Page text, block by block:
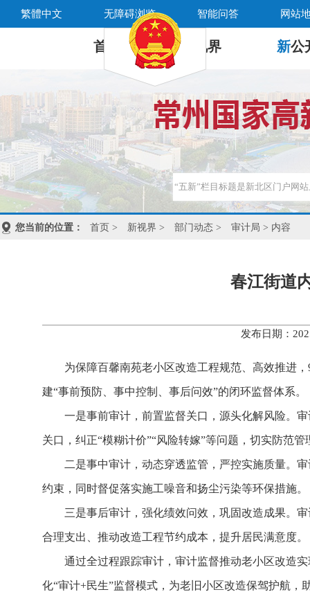
繁體中文 无障碍浏览 智能问答 网站
首 页 新 视界 新公
您当前的位置： 首页 > 新视界 > 部门动态 > 审计局 > 内容
春江街道
发布日期：
为保障百馨南苑老小区改造工程规范、高效推进
建“事前预防、事中控制、事后问效”的闭环监督体系。
一是事前审计，前置监督关口，源头化解风险。
关口，纠正“模糊计价”“风险转嫁”等问题，切实防范管
二是事中审计，动态穿透监管，严控实施质量。
约束，同时督促落实施工噪音和扬尘污染等环保措施。
三是事后审计，强化绩效问效，巩固改造成果。
合理支出、推动改造工程节约成本，提升居民满意度。
通过全过程跟踪审计，审计监督推动老小区改造
化“审计+民生”监督模式，为老旧小区改造保驾护航，